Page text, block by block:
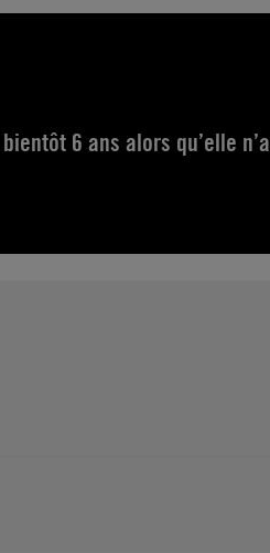
6 ans alors qu’elle